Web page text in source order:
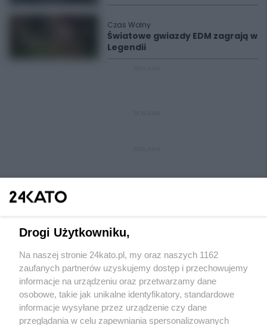
Czas Wolny
Światowe gwiazdy EDM zagrają w
Legendii
Wydawca mediów lokalnych
Drogi Użytkowniku,
Na naszej stronie 24kato.pl, my oraz naszych 1162
zaufanych partnerów uzyskujemy dostęp i przechowujemy
informacje na urządzeniu oraz przetwarzamy dane
osobowe, takie jak unikalne identyfikatory, standardowe
informacje wysyłane przez urządzenie czy dane
przeglądania w celu zapewniania spersonalizowanych